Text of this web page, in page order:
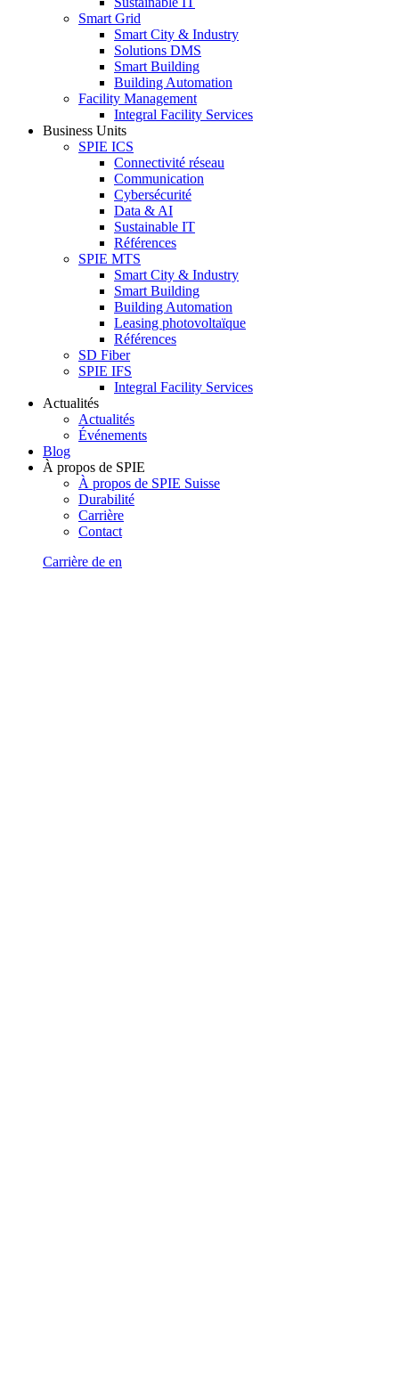
Smart Grid
Smart City & Industry
Solutions DMS
Smart Building
Building Automation
Facility Management
Integral Facility Services
Business Units
SPIE ICS
Connectivité réseau
Communication
Cybersécurité
Data & AI
Sustainable IT
Références
SPIE MTS
Smart City & Industry
Smart Building
Building Automation
Leasing photovoltaïque
Références
SD Fiber
SPIE IFS
Integral Facility Services
Actualités
Actualités
Événements
Blog
À propos de SPIE
À propos de SPIE Suisse
Durabilité
Carrière
Contact
Carrière de en